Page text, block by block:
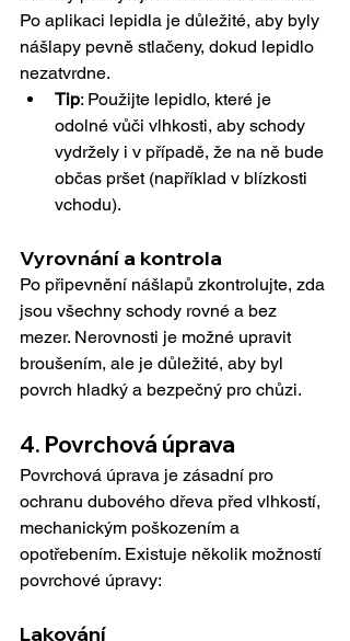
Po aplikaci lepidla je důležité, aby byly
nášlapy pevně stlačeny, dokud lepidlo
nezatvrdne.
Tip: Použijte lepidlo, které je
odolné vůči vlhkosti, aby schody
vydržely i v případě, že na ně bude
občas pršet (například v blízkosti
vchodu).
Vyrovnání a kontrola
Po připevnění nášlapů zkontrolujte, zda
jsou všechny schody rovné a bez
mezer. Nerovnosti je možné upravit
broušením, ale je důležité, aby byl
povrch hladký a bezpečný pro chůzi.
4. Povrchová úprava
Povrchová úprava je zásadní pro
ochranu dubového dřeva před vlhkostí,
mechanickým poškozením a
opotřebením. Existuje několik možností
povrchové úpravy:
Lakování